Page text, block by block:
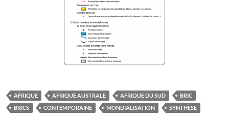
AFRIQUE AFRIQUE AUSTRALE AFRIQUE DU SUD
BRIC
BRICS
CONTEMPORAINE MONDIALISATION SYNTHÈSE